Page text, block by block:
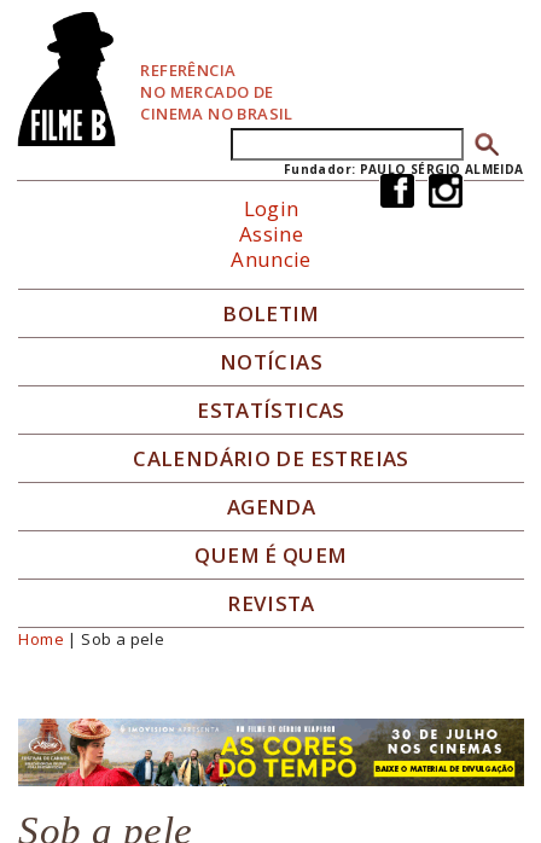
REFERÊNCIA
NO MERCADO DE
CINEMA NO BRASIL
Formulário de busca
Fundador: PAULO SÉRGIO ALMEIDA
Login
Assine
Anuncie
BOLETIM
NOTÍCIAS
ESTATÍSTICAS
CALENDÁRIO DE ESTREIAS
AGENDA
QUEM É QUEM
REVISTA
Você está aqui
Home | Sob a pele
Sob a pele